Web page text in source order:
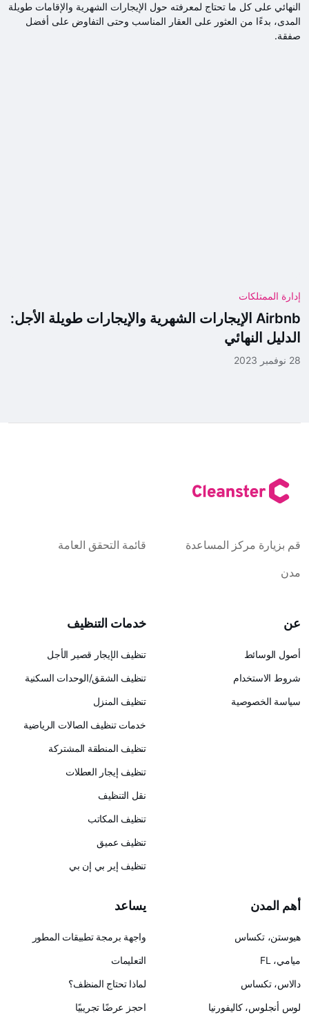
إدارة الممتلكات
Airbnb الإيجارات الشهرية والإيجارات طويلة الأجل:
الدليل النهائي
28 نوفمبر 2023
قم بزيارة مركز المساعدة
قائمة التحقق العامة
مدن
عن
أصول الوسائط
شروط الاستخدام
سياسة الخصوصية
خدمات التنظيف
تنظيف الإيجار قصير الأجل
تنظيف الشقق/الوحدات السكنية
تنظيف المنزل
خدمات تنظيف الصالات الرياضية
تنظيف المنطقة المشتركة
تنظيف إيجار العطلات
نقل التنظيف
تنظيف المكاتب
تنظيف عميق
تنظيف إير بي إن بي
أهم المدن
هيوستن، تكساس
ميامي، FL
دالاس، تكساس
لوس أنجلوس، كاليفورنيا
يساعد
واجهة برمجة تطبيقات المطور
التعليمات
لماذا تحتاج المنظف؟
احجز عرضًا تجريبيًا